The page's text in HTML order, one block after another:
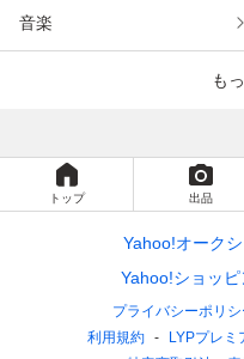
音楽
も
トップ 出品
Yahoo!オーク
Yahoo!ショッピ
プライバシーポリシ
利用規約
LYPプレミ